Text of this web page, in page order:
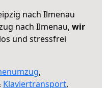
nach Ilmenau
nach Ilmenau, wir
und stressfrei
,
Klaviertransport,